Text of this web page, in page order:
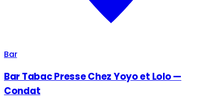
Bar
Bar Tabac Presse Chez Yoyo et Lolo —
Condat